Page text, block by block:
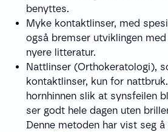
benyttes.
Myke kontaktlinser, med
også bremser utviklingen
nyere litteratur.
Nattlinser (Orthokeratologi),
kontaktlinser, kun for
hornhinnen slik at synsfeilen
ser godt hele dagen uten
Denne metoden har vist seg